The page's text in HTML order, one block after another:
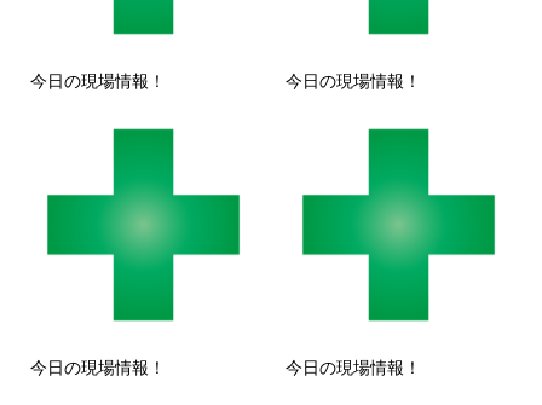
今日の現場情報！ 今日の現場情報！
今日の現場情報！ 今日の現場情報！